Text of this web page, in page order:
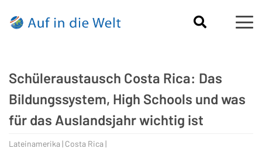
Schüleraustausch Costa Rica: Das
Bildungssystem, High Schools und was
für das Auslandsjahr wichtig ist
Lateinamerika | Costa Rica |